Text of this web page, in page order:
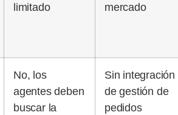
limitado
mercado
No, los
agentes deben
buscar la
Sin integración
de gestión de
pedidos